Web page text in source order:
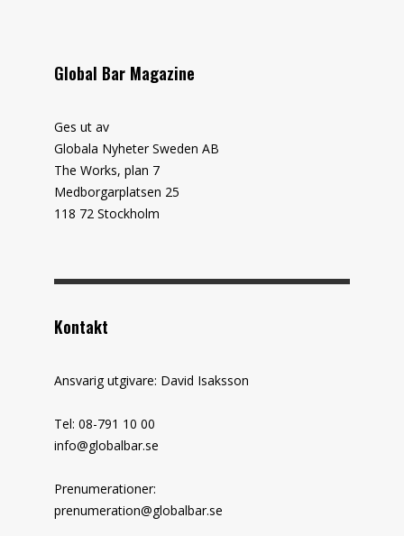
Global Bar Magazine
Ges ut av
Globala Nyheter Sweden AB
The Works, plan 7
Medborgarplatsen 25
118 72 Stockholm
Kontakt
Ansvarig utgivare: David Isaksson
Tel: 08-791 10 00
info@globalbar.se
Prenumerationer:
prenumeration@globalbar.se